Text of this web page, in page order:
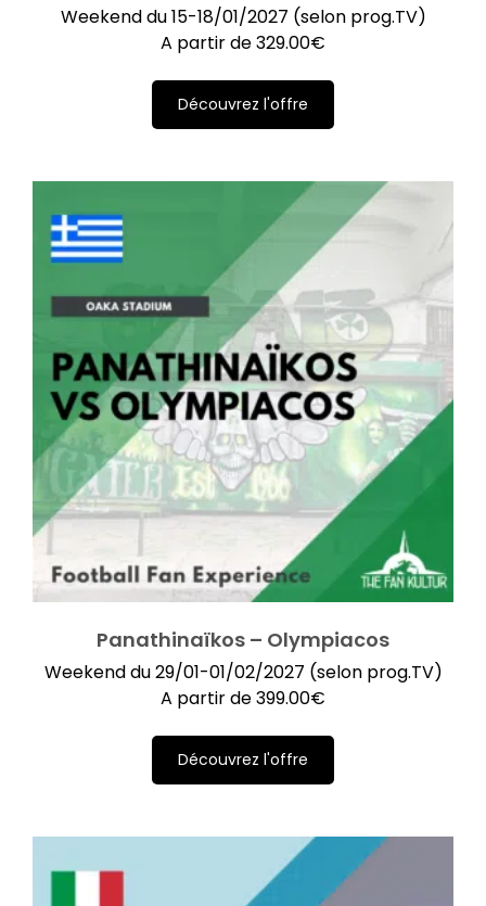
Weekend du 15-18/01/2027 (selon prog.TV)
A partir de329.00€
Découvrez l'offre
Panathinaïkos – Olympiacos
Weekend du 29/01-01/02/2027 (selon prog.TV)
A partir de399.00€
Découvrez l'offre